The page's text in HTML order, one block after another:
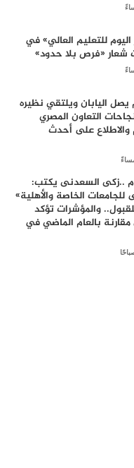
للتعليم العالي» في
شعار «فرص بلا حدود»
يصل اليابان ويلتقي نظيره
التعاون المصري
والاطلاع على أحدث
..زكى السعدنى يكتب:
للجامعات الخاصة والأهلية»
والمؤشرات تؤكد
بالعام الماضي في